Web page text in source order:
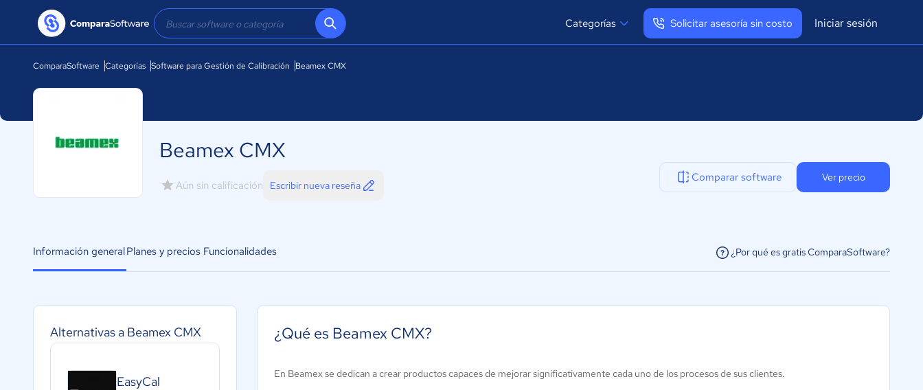
Categorías Solicitar asesoría sin costo Iniciar sesión
ComparaSoftware Categorías Software para Gestión de Calibración Beamex CMX
Beamex CMX
Aún sin calificación Escribir nueva reseña
Comparar software Ver precio
Información generalPlanes y precios Funcionalidades ¿Por qué es gratis ComparaSoftware?
Alternativas a Beamex CMX
EasyCal GAGEpack
Prime
CageList
¿Qué es Beamex CMX?
En Beamex se dedican a crear productos capaces de mejorar significativamente cada uno de los procesos de sus clientes.